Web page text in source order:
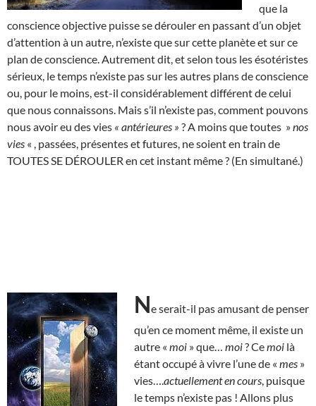
que la
conscience objective puisse se dérouler en passant d’un objet
d’attention à un autre, n’existe que sur cette planète et sur ce
plan de conscience. Autrement dit, et selon tous les ésotéristes
sérieux, le temps n’existe pas sur les autres plans de conscience
ou, pour le moins, est-il considérablement différent de celui
que nous connaissons. Mais s’il n’existe pas, comment pouvons
nous avoir eu des vies « antérieures » ? A moins que toutes »nos
vies « , passées, présentes et futures, ne soient en train de
TOUTES SE DÉROULER en cet instant même ? (En simultané.)
Ne serait-il pas amusant de penser
qu’en ce moment même, il existe un
autre « moi » que… moi? Cemoi là
étant occupé à vivre l’une de « mes »
vies…. actuellement en cours , puisque
le temps n’existe pas ! Allons plus